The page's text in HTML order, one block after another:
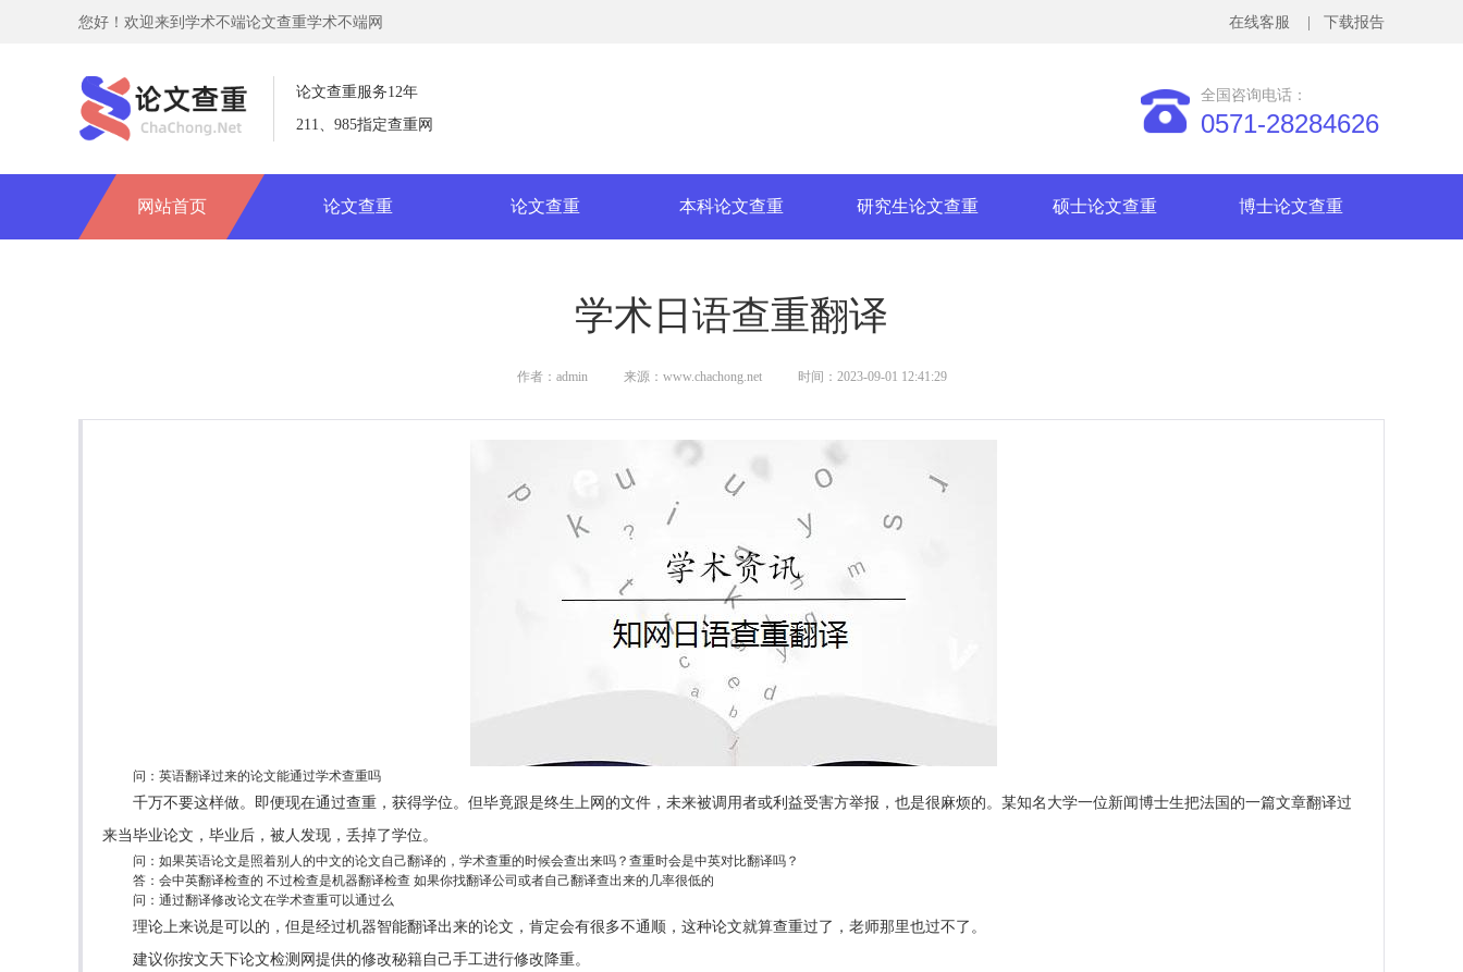
您好！欢迎来到学术不端论文查重学术不端网
网站首页 论文查重 论文查重 本科论文查重 研究生论文查重 硕士论文查重 博士论文查重
论文查重服务12年
211、985指定查重网
全国咨询电话：
0571-28284626
| 下载报告
在线客服
学术日语查重翻译
作者：admin 来源：www.chachong.net 时间：2023-09-01 12:41:29
问：英语翻译过来的论文能通过学术查重吗
千万不要这样做。即便现在通过查重，获得学位。但毕竟跟是终生上网的文件，未来被调用者或利益受害方举报，也是很麻烦的。某知名大学一位新闻博士生把法国的一篇文章翻译过
来当毕业论文，毕业后，被人发现，丢掉了学位。
问：如果英语论文是照着别人的中文的论文自己翻译的，学术查重的时候会查出来吗？查重时会是中英对比翻译吗？
答：会中英翻译检查的 不过检查是机器翻译检查 如果你找翻译公司或者自己翻译查出来的几率很低的
问：通过翻译修改论文在学术查重可以通过么
理论上来说是可以的，但是经过机器智能翻译出来的论文，肯定会有很多不通顺，这种论文就算查重过了，老师那里也过不了。
建议你按文天下论文检测网提供的修改秘籍自己手工进行修改降重。